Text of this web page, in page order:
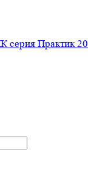
серия Практик